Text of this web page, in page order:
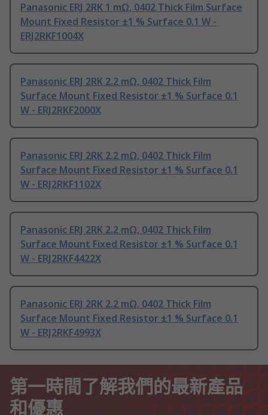
Panasonic ERJ 2RK 1 mΩ, 0402 Thick Film Surface
Mount Fixed Resistor ±1 % Surface 0.1 W -
ERJ2RKF1004X
Panasonic ERJ 2RK 2.2 mΩ, 0402 Thick Film
Surface Mount Fixed Resistor ±1 % Surface 0.1
W - ERJ2RKF2000X
Panasonic ERJ 2RK 2.2 mΩ, 0402 Thick Film
Surface Mount Fixed Resistor ±1 % Surface 0.1
W - ERJ2RKF1102X
Panasonic ERJ 2RK 2.2 mΩ, 0402 Thick Film
Surface Mount Fixed Resistor ±1 % Surface 0.1
W - ERJ2RKF4422X
Panasonic ERJ 2RK 2.2 mΩ, 0402 Thick Film
Surface Mount Fixed Resistor ±1 % Surface 0.1
W - ERJ2RKF4993X
第一時間了解我們的最新產品
和優惠